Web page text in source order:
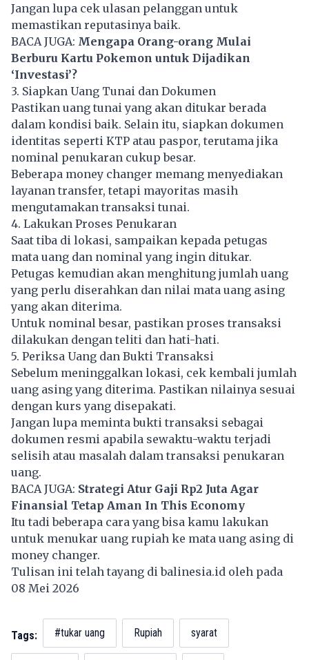
Jangan lupa cek ulasan pelanggan untuk
memastikan reputasinya baik.
BACA JUGA: Mengapa Orang-orang Mulai
Berburu Kartu Pokemon untuk Dijadikan
‘Investasi’?
3. Siapkan Uang Tunai dan Dokumen
Pastikan uang tunai yang akan ditukar berada
dalam kondisi baik. Selain itu, siapkan dokumen
identitas seperti KTP atau paspor, terutama jika
nominal penukaran cukup besar.
Beberapa money changer memang menyediakan
layanan transfer, tetapi mayoritas masih
mengutamakan transaksi tunai.
4. Lakukan Proses Penukaran
Saat tiba di lokasi, sampaikan kepada petugas
mata uang dan nominal yang ingin ditukar.
Petugas kemudian akan menghitung jumlah uang
yang perlu diserahkan dan nilai mata uang asing
yang akan diterima.
Untuk nominal besar, pastikan proses transaksi
dilakukan dengan teliti dan hati-hati.
5. Periksa Uang dan Bukti Transaksi
Sebelum meninggalkan lokasi, cek kembali jumlah
uang asing yang diterima. Pastikan nilainya sesuai
dengan kurs yang disepakati.
Jangan lupa meminta bukti transaksi sebagai
dokumen resmi apabila sewaktu-waktu terjadi
selisih atau masalah dalam transaksi penukaran
uang.
BACA JUGA: Strategi Atur Gaji Rp2 Juta Agar
Finansial Tetap Aman In This Economy
Itu tadi beberapa cara yang bisa kamu lakukan
untuk menukar uang rupiah ke mata uang asing di
money changer.
Tulisan ini telah tayang dibalinesia.id oleh pada
08 Mei 2026
Tags: #tukar uang Rupiah syarat